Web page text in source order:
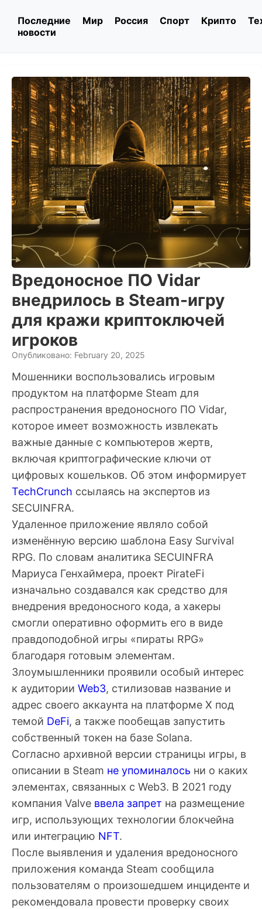
Последние
новости
Мир Россия Спорт Крипто
Вредоносное ПО Vidar
внедрилось в Steam-игру
для кражи криптоключей
игроков
Опубликовано: February 20, 2025
Мошенники воспользовались игровым
продуктом на платформе Steam для
распространения вредоносного ПО Vidar,
которое имеет возможность извлекать
важные данные с компьютеров жертв,
включая криптографические ключи от
цифровых кошельков. Об этом информирует
TechCrunch ссылаясь на экспертов из
SECUINFRA.
Удаленное приложение являло собой
изменённую версию шаблона Easy Survival
RPG. По словам аналитика SECUINFRA
Мариуса Генхаймера, проект PirateFi
изначально создавался как средство для
внедрения вредоносного кода, а хакеры
смогли оперативно оформить его в виде
правдоподобной игры «пираты RPG»
благодаря готовым элементам.
Злоумышленники проявили особый интерес
к аудитории Web3, стилизовав название и
адрес своего аккаунта на платформе X под
темой DeFi, а также пообещав запустить
собственный токен на базе Solana.
Согласно архивной версии страницы игры, в
описании в Steam не упоминалось ни о каких
элементах, связанных с Web3. В 2021 году
компания Valve ввела запрет на размещение
игр, использующих технологии блокчейна
или интеграцию NFT.
После выявления и удаления вредоносного
приложения команда Steam сообщила
пользователям о произошедшем инциденте и
рекомендовала провести проверку своих